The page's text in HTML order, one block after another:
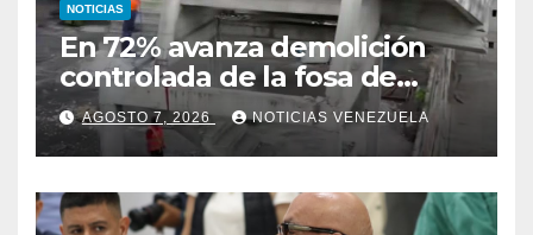
NOTICIAS
En 72% avanza demolición
controlada de la fosa de
ascensores en la Torre de
David
AGOSTO 7, 2026 NOTICIAS VENEZUELA